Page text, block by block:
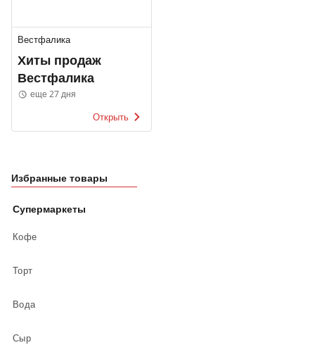
Вестфалика
Хиты продаж
Вестфалика
еще 27 дня
Открыть
Избранные товары
Супермаркеты
Кофе
Торт
Вода
Сыр